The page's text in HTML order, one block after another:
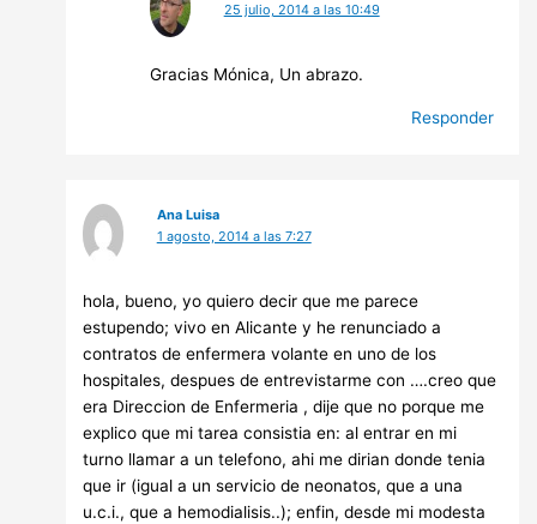
25 julio, 2014 a las 10:49
Gracias Mónica, Un abrazo.
Responder
Ana Luisa
1 agosto, 2014 a las 7:27
hola, bueno, yo quiero decir que me parece
estupendo; vivo en Alicante y he renunciado a
contratos de enfermera volante en uno de los
hospitales, despues de entrevistarme con ….creo que
era Direccion de Enfermeria , dije que no porque me
explico que mi tarea consistia en: al entrar en mi
turno llamar a un telefono, ahi me dirian donde tenia
que ir (igual a un servicio de neonatos, que a una
u.c.i., que a hemodialisis..); enfin, desde mi modesta